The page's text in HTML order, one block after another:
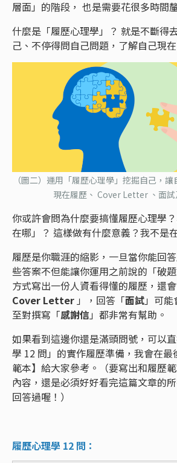
層面」的階段， 也是需要花很多時間
什麼是「履歷心理學」？ 就是不斷得
己、不停得問自己問題，了解自己現在
（圖二）運用「履歷心理學」挖掘自己，讓
現在履歷、 Cover Letter 、面試
你或許會問為什麼要搞懂履歷心理學
在哪」？ 這樣做有什麼意義？我不是
履歷是你職涯的縮影，一旦當你能回
些答案不但能讓你運用之前說的「破
方式寫出一份人資看得懂的履歷，還
Cover Letter 」，回答「面試」可
至對撰寫「感謝信 」都非常有幫助。
如果看到這邊你還是滿頭問號，可以
學 12 問」的實作履歷準備，我會在最
範本】給大家參考。（要寫出和履歷
內容，還是必須好好看完這篇文章的
回答過喔！）
履歷心理學 12 問：